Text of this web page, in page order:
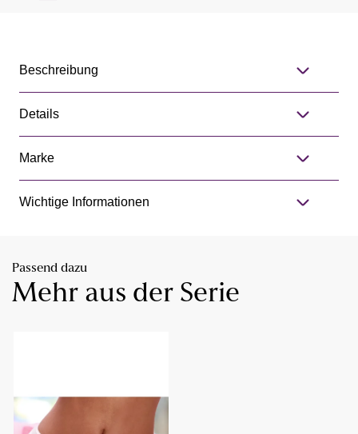
Beschreibung
Details
Marke
Wichtige Informationen
Passend dazu
Mehr aus der Serie